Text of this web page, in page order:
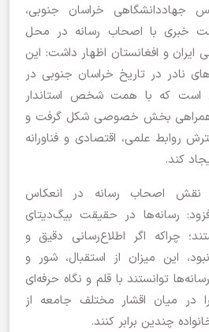
جهاددانشگاهی خراسان جنوبی،
خبری با اصحاب رسانه در محل
ایران و افغانستان اظهار داشت: این
نادر در تاریخ خراسان جنوبی در
است که با همت شخص استاندار
و همراهی بخش خصوصی شکل گرفت و
روابط علمی، اقتصادی و فناورانه
کند.
اصحاب رسانه در انعکاس
رسانه‌ها در حقیقت بیگ‌دیتای
چراکه اگر اطلاع‌رسانی دقیق و
این میزان از استقبال، شور و
توانستند با قلم و نگاه حرفه‌ای
در میان اقشار مختلف جامعه از
چندین برابر کنند.